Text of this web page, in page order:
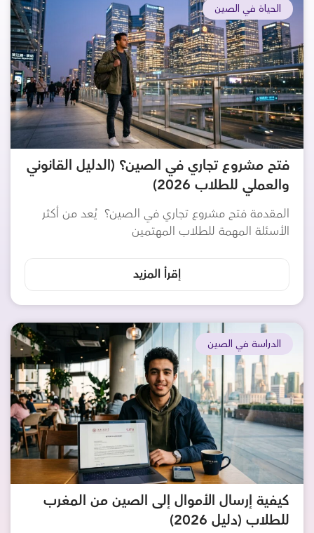
الحياة في الصين
فتح مشروع تجاري في الصين؟ (الدليل القانوني
والعملي للطلاب 2026)
المقدمة فتح مشروع تجاري في الصين؟ يُعد من أكثر
الأسئلة المهمة للطلاب المهتمين
إقرأ المزيد
الدراسة في الصين
كيفية إرسال الأموال إلى الصين من المغرب
للطلاب (دليل 2026)